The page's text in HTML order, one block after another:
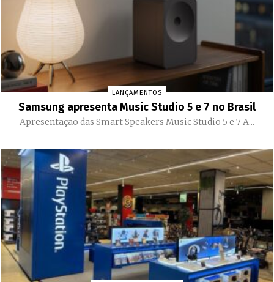
LANÇAMENTOS
Samsung apresenta Music Studio 5 e 7 no Brasil
Apresentação das Smart Speakers Music Studio 5 e 7 A...